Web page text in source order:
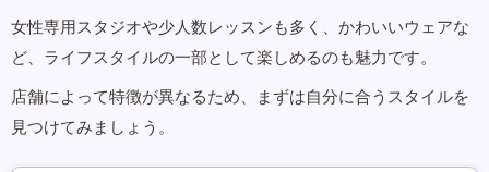
女性専用スタジオや少人数レッスンも多く、かわいいウェアな
ど、ライフスタイルの一部として楽しめるのも魅力です。
店舗によって特徴が異なるため、まずは自分に合うスタイルを
見つけてみましょう。